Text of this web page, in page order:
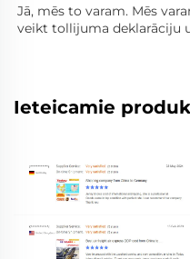
Jā, mēs to varam. Mēs
veikt tollijuma deklarāciju
Ieteicamie